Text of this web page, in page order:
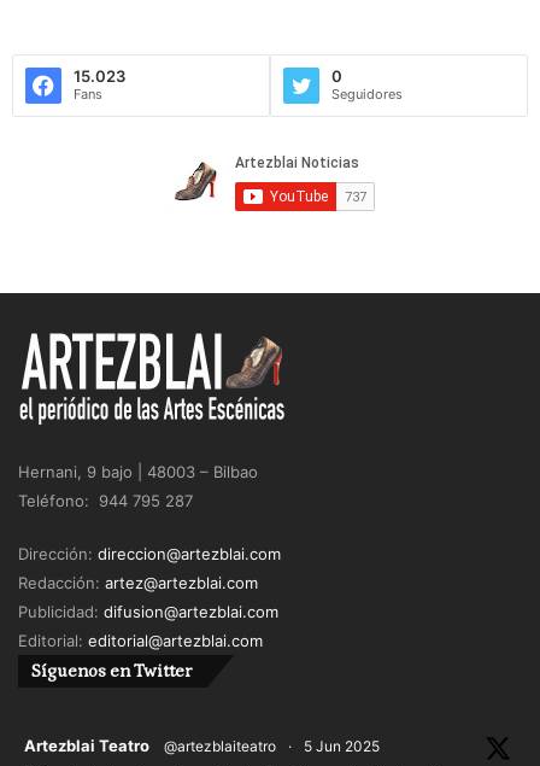
15.023
Fans
0
Seguidores
Hernani, 9 bajo | 48003 – Bilbao
Teléfono: 944 795 287
Dirección: direccion@artezblai.com
Redacción: artez@artezblai.com
Publicidad: difusion@artezblai.com
Editorial: editorial@artezblai.com
Síguenos en Twitter
Artezblai Teatro @artezblaiteatro · 5 Jun 2025